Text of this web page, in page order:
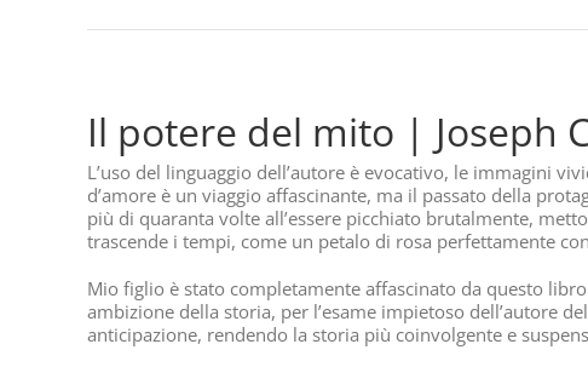
Il potere del mito | Joseph
L’uso del linguaggio dell’autore è evocativo, le immagini
d’amore è un viaggio affascinante, ma il passato della
più di quaranta volte all’essere picchiato brutalmente,
trascende i tempi, come un petalo di rosa perfettamente
Mio figlio è stato completamente affascinato da questo
ambizione della storia, per l’esame impietoso dell’autore
anticipazione, rendendo la storia più coinvolgente e